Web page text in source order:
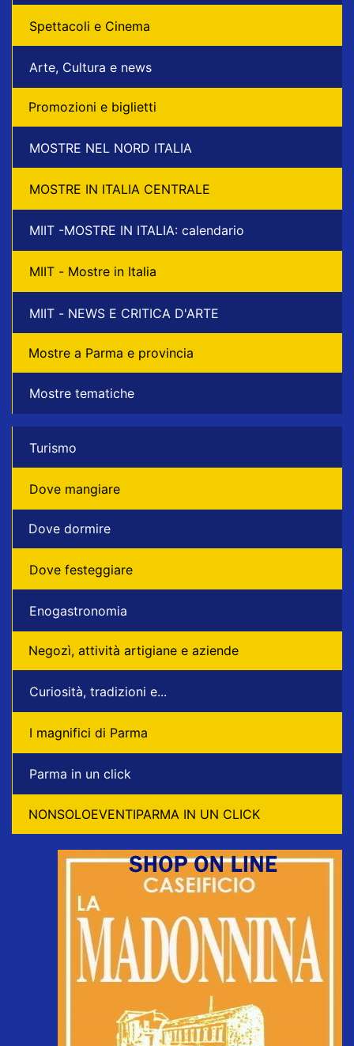
Spettacoli e Cinema
Arte, Cultura e news
Promozioni e biglietti
MOSTRE NEL NORD ITALIA
MOSTRE IN ITALIA CENTRALE
MIIT -MOSTRE IN ITALIA: calendario
MIIT - Mostre in Italia
MIIT - NEWS E CRITICA D'ARTE
Mostre a Parma e provincia
Mostre tematiche
Turismo
Dove mangiare
Dove dormire
Dove festeggiare
Enogastronomia
Negozì, attività artigiane e aziende
Curiosità, tradizioni e...
I magnifici di Parma
Parma in un click
NONSOLOEVENTIPARMA IN UN CLICK